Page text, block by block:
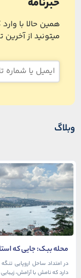
خبرنامه
همین حالا با
میتونید از
وبلاگ
محله ببک: جایی که
در آغوش بسفر آرام
در امتداد ساحل اروپایی
دارد که نامش با آرامش،